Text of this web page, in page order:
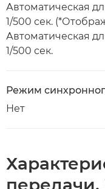
Автоматическая
1/500 сек.
Автоматическая
1/500 сек.
Режим
Нет
передачи,